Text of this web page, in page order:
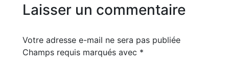
Laisser un commentaire
Votre adresse e-mail ne sera pas publiée
Champs requis marqués avec *